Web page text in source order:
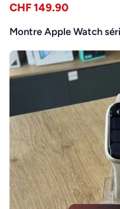
CHF 149.90
Montre Apple Watch